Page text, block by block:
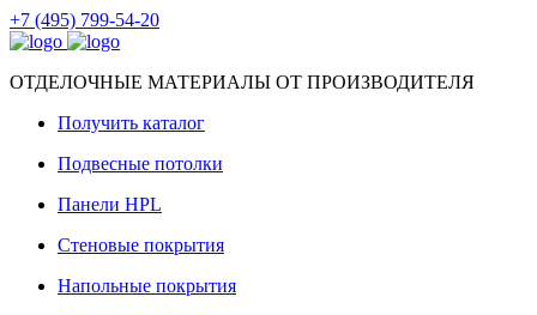
+7 (495) 799-54-20
ОТДЕЛОЧНЫЕ МАТЕРИАЛЫ ОТ ПРОИЗВОДИТЕЛЯ
Получить каталог
Подвесные потолки
Панели HPL
Стеновые покрытия
Напольные покрытия